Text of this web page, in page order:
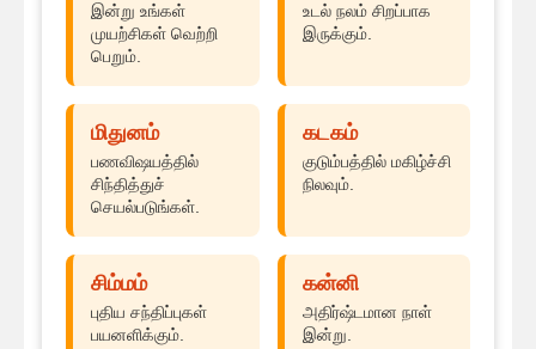
இன்று உங்கள்
முயற்சிகள் வெற்றி
பெறும்.
உடல் நலம் சிறப்பாக
இருக்கும்.
மிதுனம்
பணவிஷயத்தில்
சிந்தித்துச்
செயல்படுங்கள்.
கடகம்
குடும்பத்தில் மகிழ்ச்சி
நிலவும்.
சிம்மம்
புதிய சந்திப்புகள்
பயனளிக்கும்.
கன்னி
அதிர்ஷ்டமான நாள்
இன்று.